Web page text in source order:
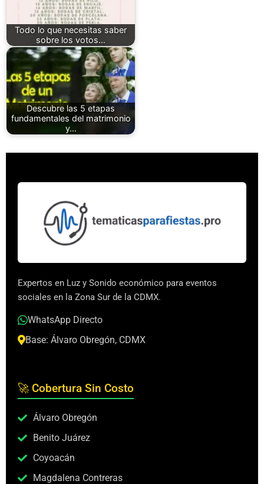
Todo lo que necesitas saber
sobre los votos…
Descubre las 5 etapas
fundamentales del matrimonio
y…
Expertos en Luz y Sonido económico para eventos
sociales en la Zona Sur de la CDMX.
WhatsApp Directo
Base: Álvaro Obregón, CDMX
🚀 Cobertura Sin Costo
Álvaro Obregón
Benito Juárez
Coyoacán
Magdalena Contreras